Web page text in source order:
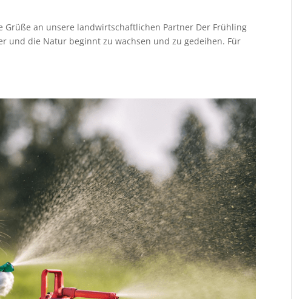
Grüße an unsere landwirtschaftlichen Partner Der Frühling
und die Natur beginnt zu wachsen und zu gedeihen. Für